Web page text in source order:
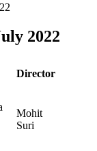
2022
Director
Mohit
Suri